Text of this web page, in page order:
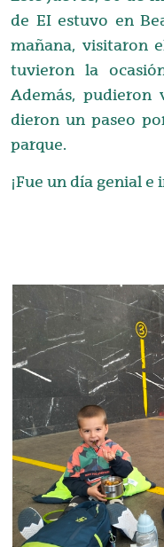
de EI estuvo en
mañana, visitaron
tuvieron la
Además, pudieron
dieron un paseo
parque.
¡Fue un día genial e